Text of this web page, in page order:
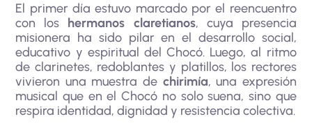
El primer día estuvo marcado por el reencuentro
con los hermanos claretianos, cuya presencia
misionera ha sido pilar en el desarrollo social,
educativo y espiritual del Chocó. Luego, al ritmo
de clarinetes, redoblantes y platillos, los rectores
vivieron una muestra de chirimía, una expresión
musical que en el Chocó no solo suena, sino que
respira identidad, dignidad y resistencia colectiva.